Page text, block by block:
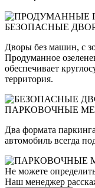
БЕЗОПАСНЫЕ
Дворы без машин, с
Продуманное
обеспечивает
территория.
ПАРКОВОЧНЫЕ
Два формата
автомобиль всегда
Не можете
Наш менеджер